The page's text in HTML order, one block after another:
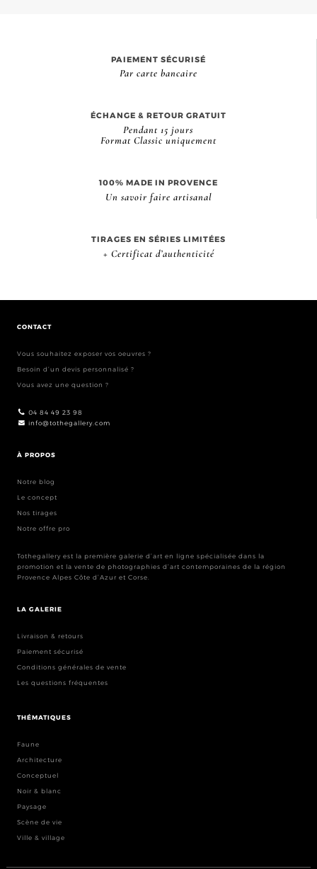
PAIEMENT SÉCURISÉ
Par carte bancaire
ÉCHANGE & RETOUR GRATUIT
Pendant 15 jours
Format Classic uniquement
100% MADE IN PROVENCE
Un savoir faire artisanal
TIRAGES EN SÉRIES LIMITÉES
+ Certificat d’authenticité
CONTACT
Vous souhaitez exposer vos oeuvres ?
Besoin d’un devis personnalisé ?
Vous avez une question ?
04 84 49 23 98
info@tothegallery.com
À PROPOS
Notre blog
Le concept
Nos tirages
Notre offre pro
Tothegallery est la première galerie d’art en ligne spécialisée dans la
promotion et la vente de photographies d’art contemporaines de la région
Provence Alpes Côte d’Azur et Corse.
LA GALERIE
Livraison & retours
Paiement sécurisé
Conditions générales de vente
Les questions fréquentes
THÉMATIQUES
Faune
Architecture
Conceptuel
Noir & blanc
Paysage
Scène de vie
Ville & village